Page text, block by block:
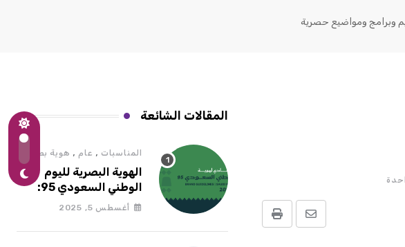
وبرامج ومواضيع حصرية
Print
Share
المقالات الشائعة
المناسبات , عام , هوية بصرية
الهوية البصرية لليوم
الوطني السعودي 95:
“عزنا بطبعنا” التحميل
أغسطس 5, 2025